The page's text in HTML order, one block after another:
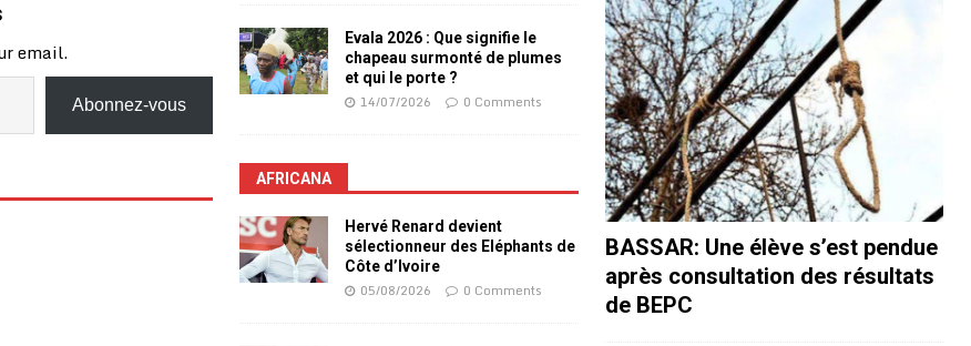
email.
Abonnez-vous
Evala 2026 : Que signifie le
chapeau surmonté de plumes
et qui le porte ?
14/07/2026 0 Comments
AFRICANA
Hervé Renard devient
sélectionneur des Eléphants de
Côte d’Ivoire
05/08/2026 0 Comments
BASSAR: Une élève s’est pendue
après consultation des résultats
de BEPC